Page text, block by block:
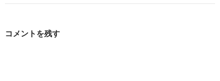
ョ
コメントを残す